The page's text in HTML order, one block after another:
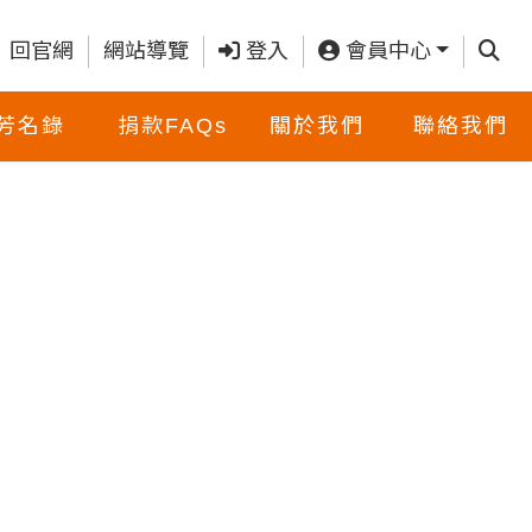
回官網 網站導覽 登入 會員中心 查詢
名錄 捐款FAQs 關於我們 聯絡我們